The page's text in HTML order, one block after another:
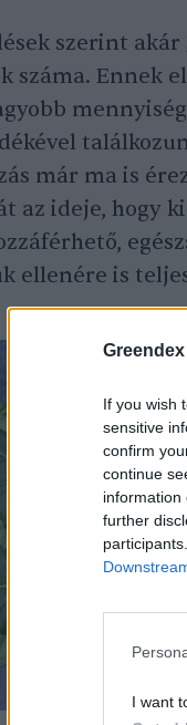
Greendex
If you wish
sensitive
confirm
continue
information
further
I want
szerint akár
száma. Ennek
már ma is
az ideje, hogy
ellenére is